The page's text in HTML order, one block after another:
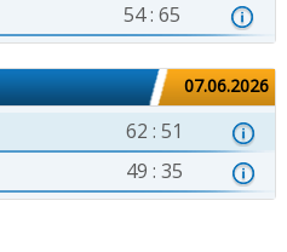
54 : 65
07.06.2026
62 : 51
49 : 35